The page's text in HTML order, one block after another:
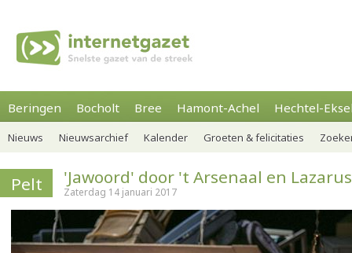
Beringen Bocholt Bree Hamont-Achel Hechtel-
Nieuws Nieuwsarchief Kalender Groeten & felicitaties
Pelt 'Jawoord' door 't Arsenaal en Lazarus
Zaterdag 14 januari 2017